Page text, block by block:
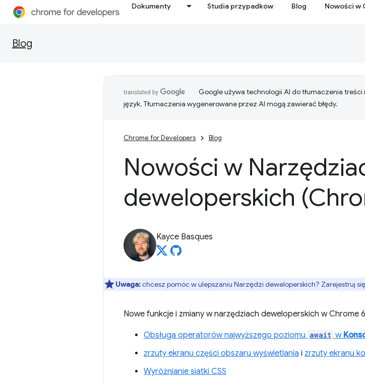
Dokumenty Studia przypadków Blog Nowości w
Blog
Google używa technologii AI do tłumaczenia treści
język. Tłumaczenia wygenerowane przez AI mogą zawierać błędy.
Chrome for Developers Blog
Nowości w
deweloperskich
Kayce Basques
Uwaga:chcesz pomóc w ulepszaniu Narzędzi deweloperskich? Zarejestruj
Nowe funkcje i zmiany w narzędziach deweloperskich w Chrome
Obsługa operatorów najwyższego poziomu await w
zrzuty ekranu części obszaru wyświetlania i zrzuty ekranu
Wyróżnianie siatki CSS